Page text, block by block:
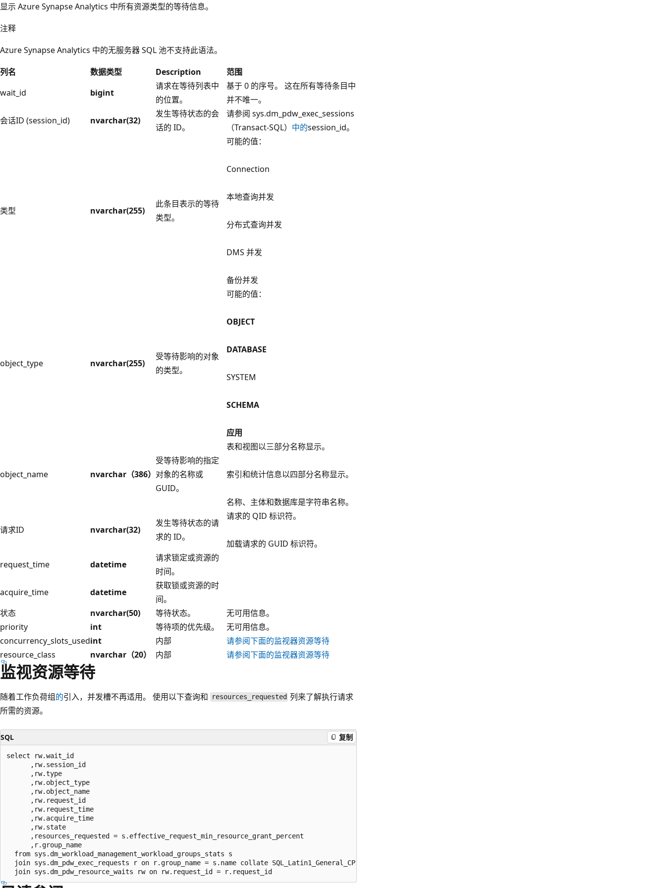
显示 Azure Synapse Analytics 中所有资源类型的等待信息。
注释
Azure Synapse Analytics 中的无服务器 SQL 池不支持此语法。
列名
数据类型 Description
范围
wait_id
bigint
请求在等待列表中
的位置。
基于 0 的序号。 这在所有等待条目中
并不唯一。
会话ID (session_id)
nvarchar(32)
发生等待状态的会
话的 ID。
请参阅 sys.dm_pdw_exec_sessions
（Transact-SQL） 中的session_id。
类型 nvarchar(255)
此条目表示的等待
类型。
可能的值：
Connection
本地查询并发
分布式查询并发
DMS 并发
备份并发
object_type nvarchar(255)
受等待影响的对象
的类型。
可能的值：
OBJECT
DATABASE
SYSTEM
SCHEMA
应用
object_name nvarchar（386）
受等待影响的指定
对象的名称或
GUID。
表和视图以三部分名称显示。
索引和统计信息以四部分名称显示。
名称、主体和数据库是字符串名称。
请求ID nvarchar(32)
发生等待状态的请
求的 ID。
请求的 QID 标识符。
加载请求的 GUID 标识符。
request_time
datetime
请求锁定或资源的
时间。
acquire_time
datetime
获取锁或资源的时
间。
状态
nvarchar(50) 等待状态。
无可用信息。
priority
int 等待项的优先级。
无可用信息。
concurrency_slots_usedint 内部
请参阅下面的监视器资源等待
resource_class
nvarchar（20） 内部 请参阅下面的监视器资源等待
监视资源等待
随着工作负荷组的引入，并发槽不再适用。 使用以下查询和 resources_requested 列来了解执行请求
所需的资源。
SQL 复制
select rw.wait_id
      ,rw.session_id
      ,rw.type
      ,rw.object_type
      ,rw.object_name
      ,rw.request_id
      ,rw.request_time
      ,rw.acquire_time
      ,rw.state
      ,resources_requested = s.effective_request_min_resource_grant_percent
      ,r.group_name
  from sys.dm_workload_management_workload_groups_stats s
  join sys.dm_pdw_exec_requests r on r.group_name = s.name collate SQL_Latin1_General_CP1_CI_AS